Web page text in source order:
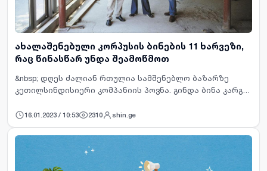
ახალაშენებული კორპუსის ბინების 11 ხარვეზი,
რაც წინასწარ უნდა შეამოწმოთ
&nbsp; დღეს ძალიან რთულია სამშენებლო ბაზარზე
კეთილსინდისიერი კომპანიის პოვნა. გინდა ბინა კარგ
ქალაქში მაინც ვერ პოულობ სასურველს. თანდათან
ხვდები, რომ…
16.01.2023 / 10:53 2310 shin.ge